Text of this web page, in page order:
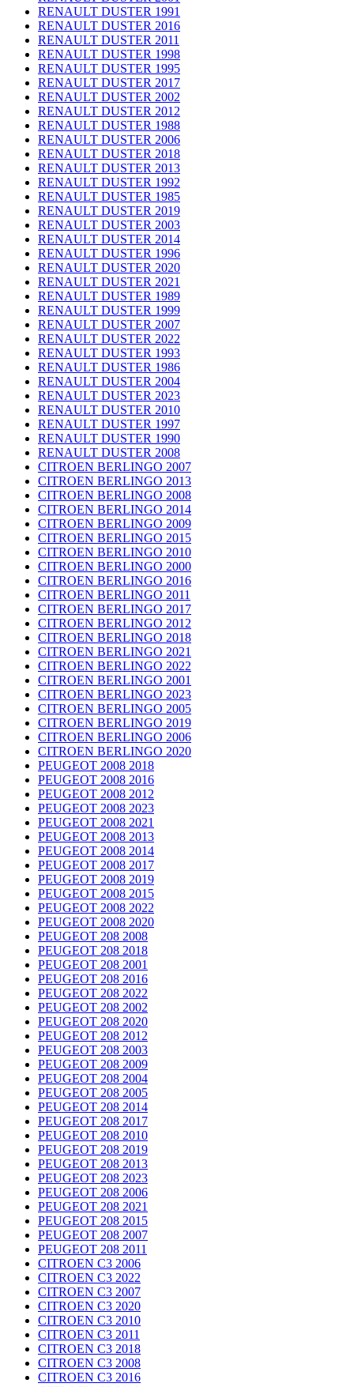
RENAULT DUSTER 1991
RENAULT DUSTER 2016
RENAULT DUSTER 2011
RENAULT DUSTER 1998
RENAULT DUSTER 1995
RENAULT DUSTER 2017
RENAULT DUSTER 2002
RENAULT DUSTER 2012
RENAULT DUSTER 1988
RENAULT DUSTER 2006
RENAULT DUSTER 2018
RENAULT DUSTER 2013
RENAULT DUSTER 1992
RENAULT DUSTER 1985
RENAULT DUSTER 2019
RENAULT DUSTER 2003
RENAULT DUSTER 2014
RENAULT DUSTER 1996
RENAULT DUSTER 2020
RENAULT DUSTER 2021
RENAULT DUSTER 1989
RENAULT DUSTER 1999
RENAULT DUSTER 2007
RENAULT DUSTER 2022
RENAULT DUSTER 1993
RENAULT DUSTER 1986
RENAULT DUSTER 2004
RENAULT DUSTER 2023
RENAULT DUSTER 2010
RENAULT DUSTER 1997
RENAULT DUSTER 1990
RENAULT DUSTER 2008
CITROEN BERLINGO 2007
CITROEN BERLINGO 2013
CITROEN BERLINGO 2008
CITROEN BERLINGO 2014
CITROEN BERLINGO 2009
CITROEN BERLINGO 2015
CITROEN BERLINGO 2010
CITROEN BERLINGO 2000
CITROEN BERLINGO 2016
CITROEN BERLINGO 2011
CITROEN BERLINGO 2017
CITROEN BERLINGO 2012
CITROEN BERLINGO 2018
CITROEN BERLINGO 2021
CITROEN BERLINGO 2022
CITROEN BERLINGO 2001
CITROEN BERLINGO 2023
CITROEN BERLINGO 2005
CITROEN BERLINGO 2019
CITROEN BERLINGO 2006
CITROEN BERLINGO 2020
PEUGEOT 2008 2018
PEUGEOT 2008 2016
PEUGEOT 2008 2012
PEUGEOT 2008 2023
PEUGEOT 2008 2021
PEUGEOT 2008 2013
PEUGEOT 2008 2014
PEUGEOT 2008 2017
PEUGEOT 2008 2019
PEUGEOT 2008 2015
PEUGEOT 2008 2022
PEUGEOT 2008 2020
PEUGEOT 208 2008
PEUGEOT 208 2018
PEUGEOT 208 2001
PEUGEOT 208 2016
PEUGEOT 208 2022
PEUGEOT 208 2002
PEUGEOT 208 2020
PEUGEOT 208 2012
PEUGEOT 208 2003
PEUGEOT 208 2009
PEUGEOT 208 2004
PEUGEOT 208 2005
PEUGEOT 208 2014
PEUGEOT 208 2017
PEUGEOT 208 2010
PEUGEOT 208 2019
PEUGEOT 208 2013
PEUGEOT 208 2023
PEUGEOT 208 2006
PEUGEOT 208 2021
PEUGEOT 208 2015
PEUGEOT 208 2007
PEUGEOT 208 2011
CITROEN C3 2006
CITROEN C3 2022
CITROEN C3 2007
CITROEN C3 2020
CITROEN C3 2010
CITROEN C3 2011
CITROEN C3 2018
CITROEN C3 2008
CITROEN C3 2016